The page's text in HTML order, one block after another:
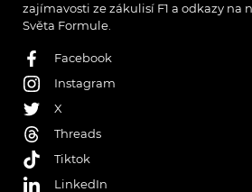
zajímavosti ze zákulisí F1 a odkazy na
Světa Formule.
Facebook
Instagram
X
Threads
Tiktok
LinkedIn